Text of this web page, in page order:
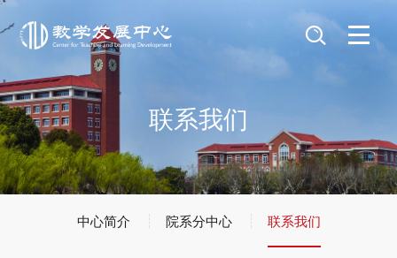
联系我们
中心简介 院系分中心 联系我们